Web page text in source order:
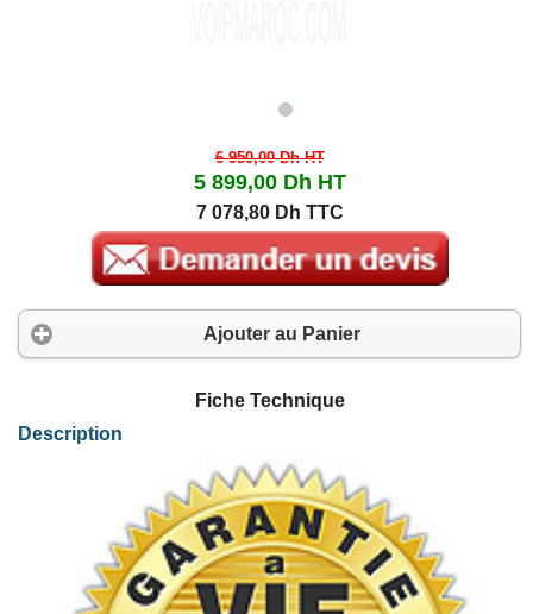
6 950,00 DhHT
5 899,00 Dh HT
7 078,80 Dh TTC
Ajouter au Panier
Fiche Technique
Description